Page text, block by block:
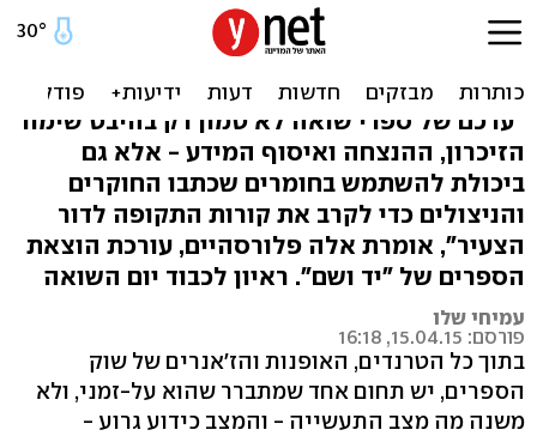
"לפרסם ספרי שואה זאת
"ערכם של ספרי שואה לא טמון רק בהיבט שימור
הזיכרון, ההנצחה ואיסוף המידע - אלא גם
ביכולת להשתמש בחומרים שכתבו החוקרים
והניצולים כדי לקרב את קורות התקופה לדור
הצעיר", אומרת אלה פלורסהיים, עורכת הוצאת
הספרים של "יד ושם". ראיון לכבוד יום השואה
עמיחי שלו
פורסם: 15.04.15, 16:18
בתוך כל הטרנדים, האופנות והז'אנרים של שוק
הספרים, יש תחום אחד שמתברר שהוא על-זמני, ולא
משנה מה מצב התעשייה - והמצב כידוע גרוע -